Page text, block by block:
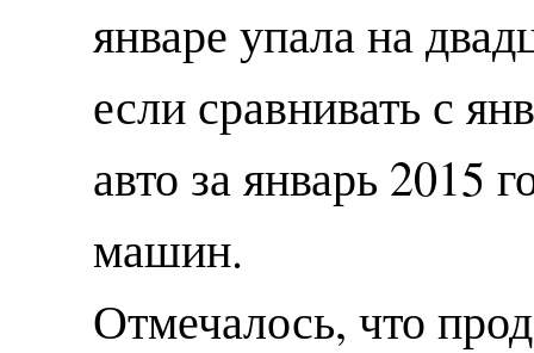
январе упала на
если сравнивать с
авто за январь 2015
машин.
Отмечалось, что